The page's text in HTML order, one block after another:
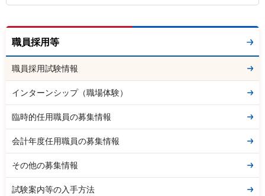
職員採用等
職員採用試験情報
インターンシップ（職場体験）
臨時的任用職員の募集情報
会計年度任用職員の募集情報
その他の募集情報
試験案内等の入手方法